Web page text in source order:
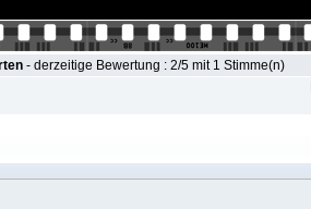
- derzeitige Bewertung : 2/5 mit 1 Stimme(n)